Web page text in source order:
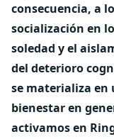
consecuencia, a
socialización en
soledad y el
del deterioro
se materializa en
bienestar en
activamos en